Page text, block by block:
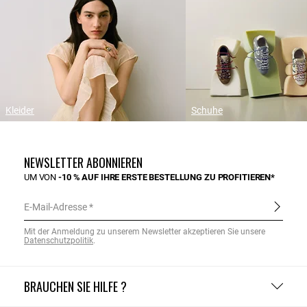
Kleider Schuhe
BRAUCHEN SIE HILFE ?
NEWSLETTER ABONNIEREN
UM VON-10 % AUF IHRE ERSTE BESTELLUNG ZU PROFITIEREN*
E-Mail-Adresse
Mit der Anmeldung zu unserem Newsletter akzeptieren Sie unsere
Datenschutzpolitik.